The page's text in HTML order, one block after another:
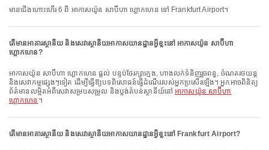
មានជើងហោះហើរ 6 ពី អាកាសយ៉ូន សាប៊ីហា ហ្គោកហេន ទៅ Frankfurt Airport។
តើមានអាគារស្ថានីយ និងសេវាស្ថានីយអាកាសយានដ្ឋានអ្វីខ្លះនៅ អាកាសយ៉ូន សាប៊ីហា
ហ្គោកហេន?
អាកាសយ៉ូន សាប៊ីហា ហ្គោកហេន ផ្តល់ បន្ទប់ថែរក្សាក្មេង, ហាងលក់ទំនិញរួចពន្ធ, ចំណតរថយន្ត
និងសេវាកម្មផ្សេងៗទៀត ដើម្បីធ្វើឱ្យបទពិសោធន៍ធ្វើដំណើររបស់អ្នកប្រសើរឡើង។ អ្នកអាចពិនិត្យ
ព័ត៌មានលម្អិតអំពីសេវាសម្របសម្រួល និងប្លង់តំបន់ស្ថានីយ៍នៅអាកាសយ៉ូន សាប៊ីហា
ហ្គោកហេន ។
តើមានអាគារស្ថានីយ និងសេវាស្ថានីយអាកាសយានដ្ឋានអ្វីខ្លះនៅ Frankfurt Airport?